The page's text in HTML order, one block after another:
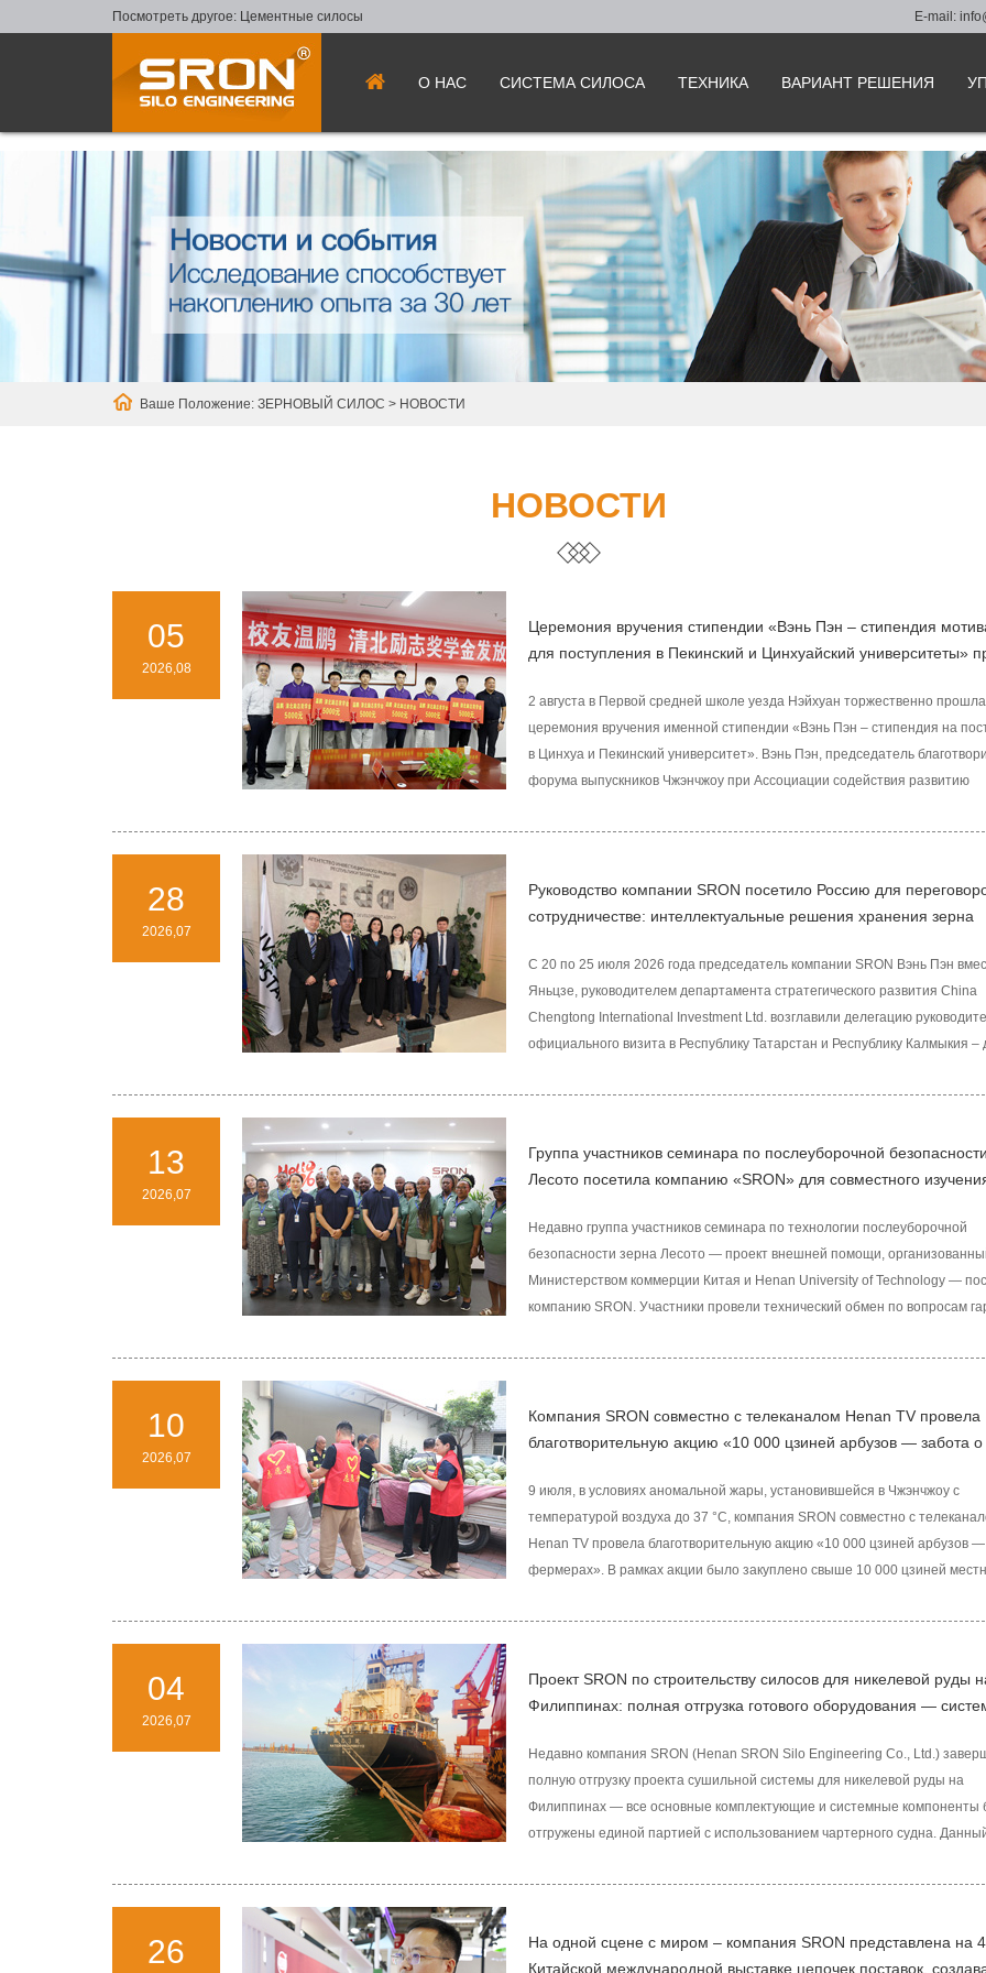
Посмотреть другое: Цементные силосы E-mail:
О НАС СИСТЕМА СИЛОСА ТЕХНИКА ВАРИАНТ РЕШЕНИЯ
Ваше Положение: ЗЕРНОВЫЙ СИЛОС > НОВОСТИ
НОВОСТИ
05
2026,08
Церемония вручения стипендии «Вэнь Пэн – стипендия
для поступления в Пекинский и Цинхуайский университеты»
2 августа в Первой средней школе уезда Нэйхуан торжественно прошла
церемония вручения именной стипендии «Вэнь Пэн – стипендия на
в Цинхуа и Пекинский университет». Вэнь Пэн, председатель
форума выпускников Чжэнчжоу при Ассоциации содействия развитию
данной школы, а также председатель компании Henan SRON Silo
талантливым выпускникам, зачисленным в Цинхуаский и Пекинский
университеты в 2026 году, и искренн
28
2026,07
Руководство компании SRON посетило Россию для
сотрудничестве: интеллектуальные решения хранения зерна
Китая и России
С 20 по 25 июля 2026 года председатель компании SRON Вэнь Пэн
Яньцзе, руководителем департамента стратегического развития China
Chengtong International Investment Ltd. возглавили делегацию
официального визита в Республику Татарстан и Республику Калмыкия –
деловых переговоров на высоком уровне. Делегация провела несколько
хозяйства и продовольствия, Министерством промышленности и
Татарстана, а также с М
13
2026,07
Группа участников семинара по послеуборочной
Лесото посетила компанию «SRON» для совместного
зерна и междуна
Недавно группа участников семинара по технологии послеуборочной
безопасности зерна Лесото — проект внешней помощи,
Министерством коммерции Китая и Henan University of Technology —
компанию SRON. Участники провели технический обмен по вопросам
хранения зерна и создания международных цепочек поставок зерна.
хранения и транспортировки зерна, способствовать глубокой интеграции
передовых китайских технологий хранения зерна с
10
2026,07
Компания SRON совместно с телеканалом Henan TV провела
благотворительную акцию «10 000 цзиней арбузов — забота о
9 июля, в условиях аномальной жары, установившейся в Чжэнчжоу с
температурой воздуха до 37 °C, компания SRON совместно с
Henan TV провела благотворительную акцию «10 000 цзиней арбузов
фермерах». В рамках акции было закуплено свыше 10 000 цзиней
несущим службу в условиях экстремальной жары. Данная инициатива
зной.
04
2026,07
Проект SRON по строительству силосов для никелевой руды
Филиппинах: полная отгрузка готового оборудования —
проектов в сфере сыпуч
Недавно компания SRON (Henan SRON Silo Engineering Co., Ltd.)
полную отгрузку проекта сушильной системы для никелевой руды на
Филиппинах — все основные комплектующие и системные компоненты
отгружены единой партией с использованием чартерного судна.
практики поэтапной отправки сборными судами, демонстрирует
системной поставке «под ключ».
26
На одной сцене с миром – компания SRON представлена на
Китайской международной выставке цепочек поставок,